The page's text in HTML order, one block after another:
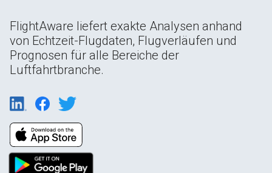
FlightAware liefert exakte Analysen anhand
von Echtzeit-Flugdaten, Flugverläufen und
Prognosen für alle Bereiche der
Luftfahrtbranche.